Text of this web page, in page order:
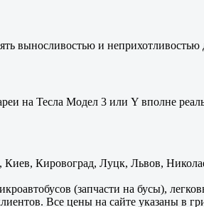
выносливостью и неприхотливостью
на Тесла Модел 3 или Y вполне
Кировоград, Луцк, Львов,
(запчасти на бусы),
Все цены на сайте указаны в